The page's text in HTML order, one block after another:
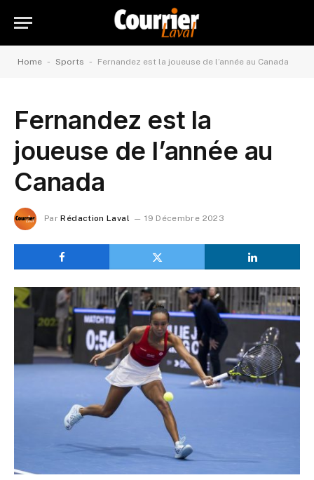
Home - Sports - Fernandez est la joueuse de l’année au Canada
Fernandez est la
joueuse de l’année au
Canada
Par Rédaction Laval 19 Décembre 2023